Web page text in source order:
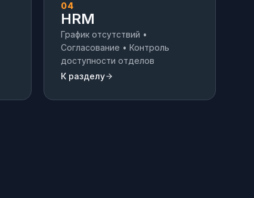
04
HRM
График отсутствий •
Согласование • Контроль
доступности отделов
К разделу